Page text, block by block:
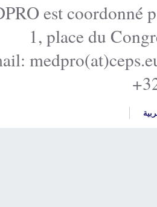
est coordonné
1, place du